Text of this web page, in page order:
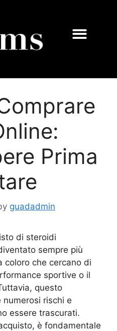
Prima
guadadmin
di steroidi
sempre più
coloro che cercano di
sportive o il
questo
rischi e
essere trascurati.
è fondamentale